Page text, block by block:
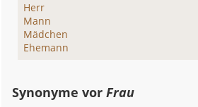
Herr
Mann
Mädchen
Ehemann
Synonyme vorFrau